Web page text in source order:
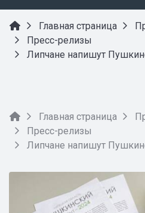
Главная страница
Пресс-релизы
Липчане напишут
Главная страница
Пресс-релизы
Липчане напишут